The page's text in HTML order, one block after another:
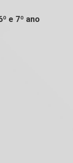
e 7º ano